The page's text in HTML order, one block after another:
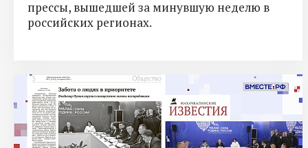
прессы, вышедшей за минувшую неделю в
российских регионах.